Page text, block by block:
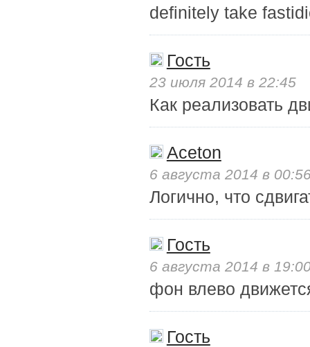
definitely take
Гость
23 июля 2014 в 22:45
Как реализовать
Aceton
6 августа 2014 в
Логично, что
Гость
6 августа 2014 в
фон влево
Гость